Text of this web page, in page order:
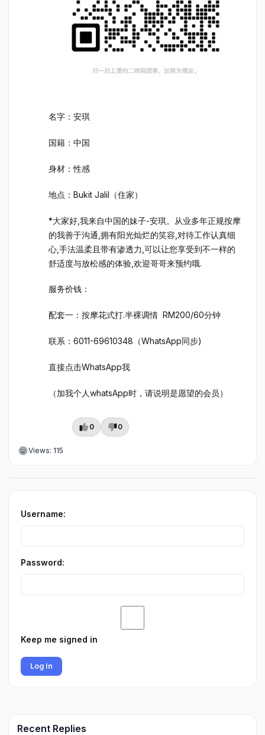
名字：安琪
国籍：中国
身材：性感
地点：Bukit Jalil（住家）
*大家好,我来自中国的妹子-安琪。从业多年正规按摩
的我善于沟通,拥有阳光灿烂的笑容,对待工作认真细
心,手法温柔且带有渗透力,可以让您享受到不一样的
舒适度与放松感的体验,欢迎哥哥来预约哦.
服务价钱：
配套一：按摩花式打.半裸调情 RM200/60分钟
联系：6011-69610348（WhatsApp同步)
直接点击WhatsApp我
（加我个人whatsApp时，请说明是愿望的会员）
0 0
Views: 115
Username:
Password:
Keep me signed in
Log In
Recent Replies